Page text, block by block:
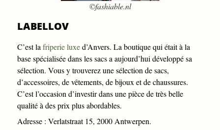
©fashiable.nl
LABELLOV
C’est la friperie luxed’Anvers. La boutique qui était à la
base spécialisée dans les sacs a aujourd’hui développé sa
sélection. Vous y trouverez une sélection de sacs,
d’accessoires, de vêtements, de bijoux et de chaussures.
C’est l’occasion d’investir dans une pièce de très belle
qualité à des prix plus abordables.
Adresse : Verlatstraat 15, 2000 Antwerpen.